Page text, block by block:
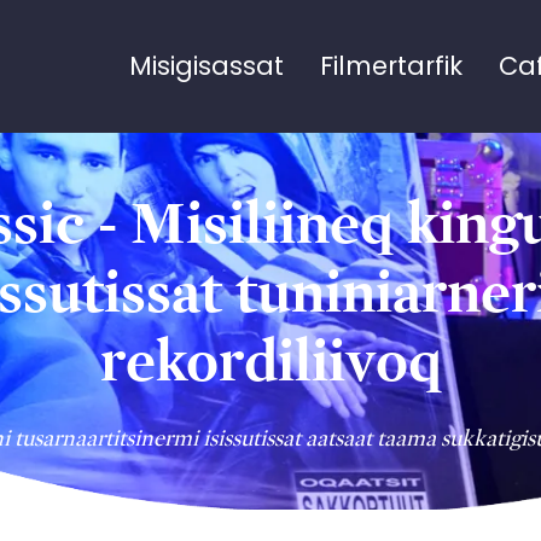
Misigisassat
Filmertarfik
- Misiliineq
rekordiliivoq
tusarnaartitsinermi isissutissat aatsaat taama